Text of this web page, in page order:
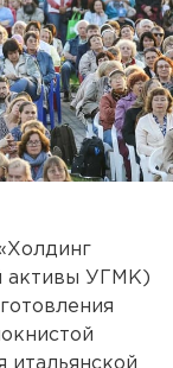
активы УГМК)
итальянской